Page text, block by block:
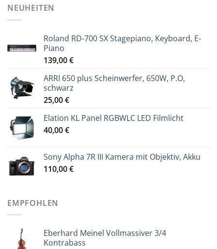
NEUHEITEN
Roland RD-700 SX Stagepiano, Keyboard, E-
Piano
139,00€
ARRI 650 plus Scheinwerfer, 650W, P.O,
schwarz
25,00€
Elation KL Panel RGBWLC LED Filmlicht
40,00€
Sony Alpha 7R III Kamera mit Objektiv, Akku
110,00€
EMPFOHLEN
Eberhard Meinel Vollmassiver 3/4
Kontrabass